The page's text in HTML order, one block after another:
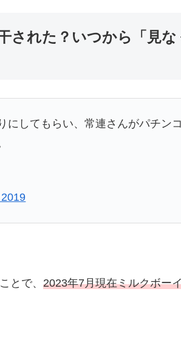
された？いつから「見な
にしてもらい、常連さんがパチン
とで、 2023年7月現在ミルクボー